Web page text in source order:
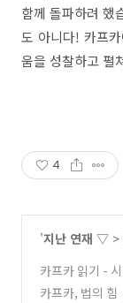
함께 돌파하려 했
도 아니다! 카프
움을 성찰하고 펼
4
'지난 연재 ▽ >
카프카, 법의 힘